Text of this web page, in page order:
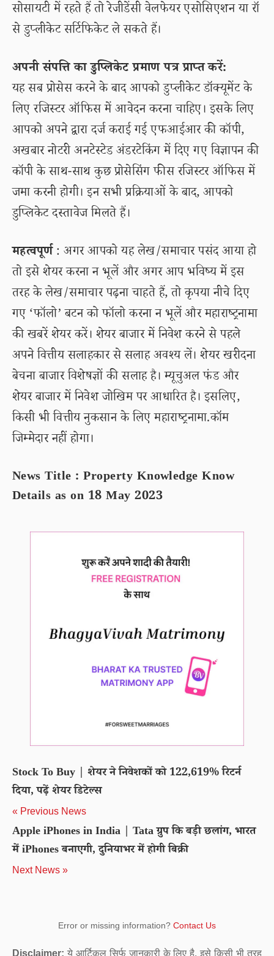
सोसायटी में रहते हैं तो रेजीडेंसी वेलफेयर एसोसिएशन या रॉ
से डुप्लीकेट सर्टिफिकेट ले सकते हैं।
अपनी संपत्ति का डुप्लिकेट प्रमाण पत्र प्राप्त करें:
यह सब प्रोसेस करने के बाद आपको डुप्लीकेट डॉक्यूमेंट के
लिए रजिस्टर ऑफिस में आवेदन करना चाहिए। इसके लिए
आपको अपने द्वारा दर्ज कराई गई एफआईआर की कॉपी,
अखबार नोटरी अनटेस्टेड अंडरटेकिंग में दिए गए विज्ञापन की
कॉपी के साथ-साथ कुछ प्रोसेसिंग फीस रजिस्टर ऑफिस में
जमा करनी होगी। इन सभी प्रक्रियाओं के बाद, आपको
डुप्लिकेट दस्तावेज मिलते हैं।
महत्वपूर्ण: अगर आपको यह लेख/समाचार पसंद आया हो
तो इसे शेयर करना न भूलें और अगर आप भविष्य में इस
तरह के लेख/समाचार पढ़ना चाहते हैं, तो कृपया नीचे दिए
गए ‘फॉलो’ बटन को फॉलो करना न भूलें और महाराष्ट्रनामा
की खबरें शेयर करें। शेयर बाजार में निवेश करने से पहले
अपने वित्तीय सलाहकार से सलाह अवश्य लें। शेयर खरीदना
बेचना बाजार विशेषज्ञों की सलाह है। म्यूचुअल फंड और
शेयर बाजार में निवेश जोखिम पर आधारित है। इसलिए,
किसी भी वित्तीय नुकसान के लिए महाराष्ट्रनामा.कॉम
जिम्मेदार नहीं होगा।
News Title : Property Knowledge Know
Details as on 18 May 2023
Stock To Buy | शेयर ने निवेशकों को 122,619% रिटर्न
दिया, पढ़ें शेयर डिटेल्स
« Previous News
Apple iPhones in India | Tata ग्रुप कि बड़ी छलांग, भारत
में iPhones बनाएगी, दुनियाभर में होगी बिक्री
Next News »
Error or missing information? Contact Us
Disclaimer: ये आर्टिकल सिर्फ जानकारी के लिए है. इसे किसी भी तरह